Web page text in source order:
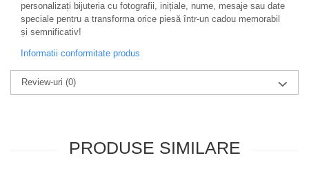
personalizați bijuteria cu fotografii, inițiale, nume, mesaje sau date
speciale pentru a transforma orice piesă într-un cadou memorabil
și semnificativ!
Informatii conformitate produs
Review-uri (0)
PRODUSE SIMILARE